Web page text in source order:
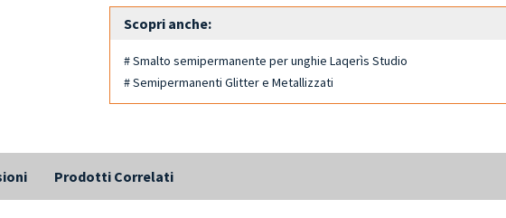
Scopri anche:
# Smalto semipermanente per unghie Laqerìs Studio
# Semipermanenti Glitter e Metallizzati
Prodotti Correlati